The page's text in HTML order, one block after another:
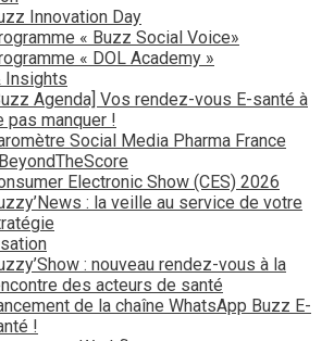
Innovation Day
« Buzz Social Voice»
« DOL Academy »
Insights
Agenda] Vos rendez-vous E-santé à
pas manquer !
Social Media Pharma France
Electronic Show (CES) 2026
: la veille au service de votre
: nouveau rendez-vous à la
des acteurs de santé
de la chaîne WhatsApp Buzz E-
!